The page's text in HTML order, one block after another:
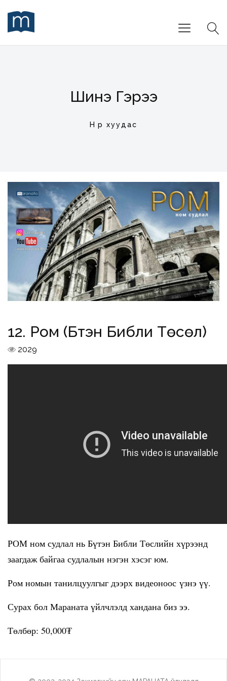
Шинэ Гэрээ
Нүүр хуудас
12. Ром (Бүтэн Библи Төсөл)
2029
РОМ ном судлал нь Бүтэн Библи Төслийн хүрээнд
заагдаж байгаа судлалын нэгэн хэсэг юм.
Ром номын танилцуулгыг дээрх видеоноос үзнэ үү.
Сурах бол Мараната үйлчлэлд хандана биз ээ.
Төлбөр: 50,000₮